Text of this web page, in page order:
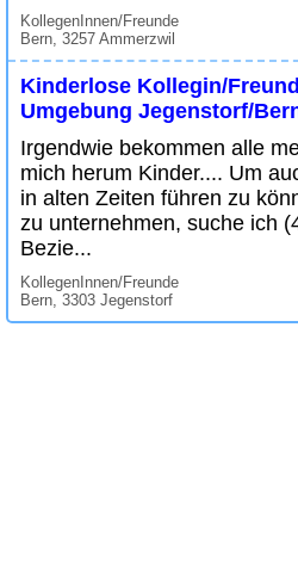
KollegenInnen/Freunde
Bern, 3257 Ammerzwil
Kinderlose Kollegin/
Umgebung Jegenstorf/
Irgendwie bekommen alle
mich herum Kinder.... Um
in alten Zeiten führen zu
zu unternehmen, suche ich
Bezie...
KollegenInnen/Freunde
Bern, 3303 Jegenstorf